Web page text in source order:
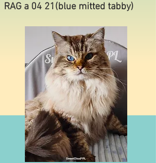
​RAG a 04 21(blue mitted tabby)